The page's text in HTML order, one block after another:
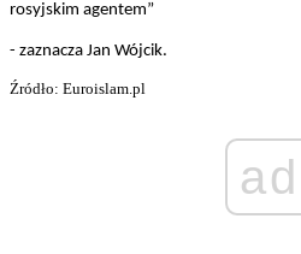
rosyjskim agentem”
- zaznacza Jan Wójcik.
Źródło: Euroislam.pl
ad